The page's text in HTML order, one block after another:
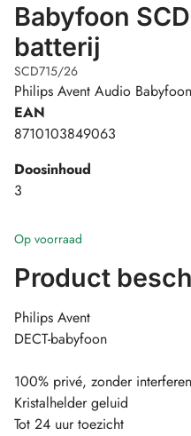
Babyfoon
batterij
SCD715/26
Philips Avent Audio
EAN
8710103849063
Doosinhoud
3
Op voorraad
Product
Philips Avent
DECT-babyfoon
100% privé, zonder
Kristalhelder geluid
Tot 24 uur toezicht